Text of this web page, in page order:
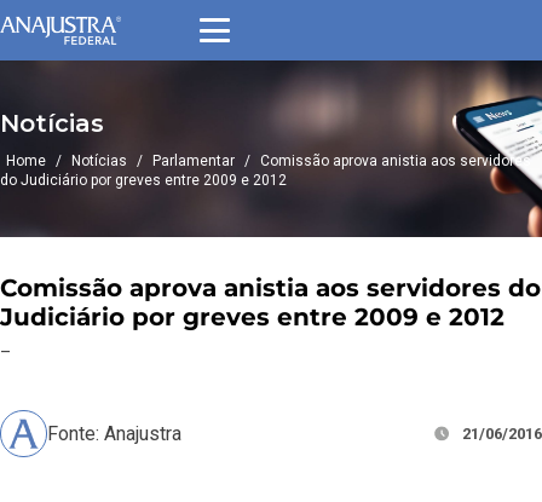
Notícias
Home / Notícias / Parlamentar / Comissão aprova anistia aos servidores
do Judiciário por greves entre 2009 e 2012
Comissão aprova anistia aos servidores do
Judiciário por greves entre 2009 e 2012
–
Fonte: Anajustra 21/06/2016